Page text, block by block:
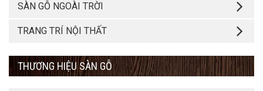
SÀN GỖ NGOÀI TRỜI
TRANG TRÍ NỘI THẤT
THƯƠNG HIỆU SÀN GỖ